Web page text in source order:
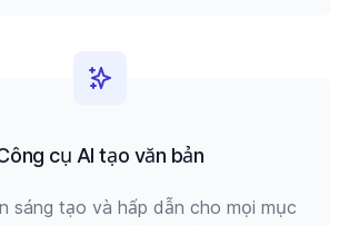
cụ AI tạo văn bản
sáng tạo và hấp dẫn cho mọi mục